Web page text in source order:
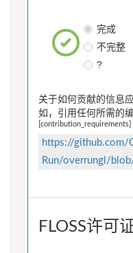
完成
不完整
?
关于如何贡献的信息
如，引用任何所需的
[contribution_requirements]
https://github.com/
Run/overrungl/
FLOSS许可